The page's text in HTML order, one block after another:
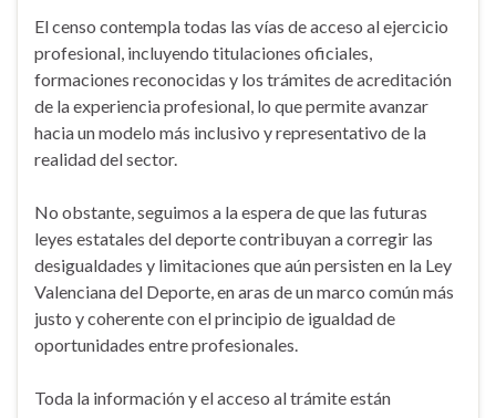
El censo contempla todas las vías de acceso al ejercicio
profesional, incluyendo titulaciones oficiales,
formaciones reconocidas y los trámites de acreditación
de la experiencia profesional, lo que permite avanzar
hacia un modelo más inclusivo y representativo de la
realidad del sector.
No obstante, seguimos a la espera de que las futuras
leyes estatales del deporte contribuyan a corregir las
desigualdades y limitaciones que aún persisten en la Ley
Valenciana del Deporte, en aras de un marco común más
justo y coherente con el principio de igualdad de
oportunidades entre profesionales.
Toda la información y el acceso al trámite están